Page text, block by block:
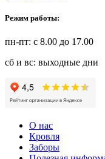
Режим работы:
пн-пт: с 8.00 до 17.00
сб и вс: выходные дни
О нас
Кровля
Заборы